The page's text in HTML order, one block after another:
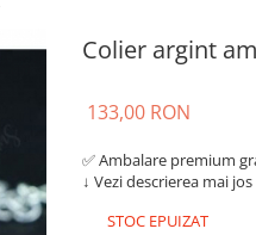
Colier argint
133,00 RON
✅ Ambalare premium
↓ Vezi descrierea mai jos
STOC EPUIZAT